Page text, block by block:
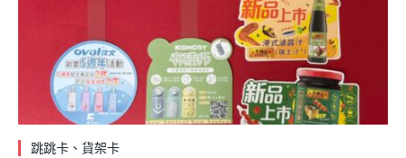
跳跳卡、貨架卡